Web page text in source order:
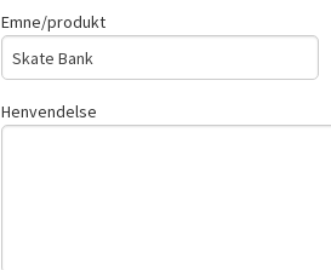
Emne/produkt
Henvendelse